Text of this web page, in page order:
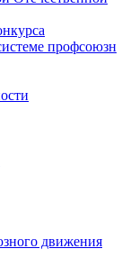
профсоюзн
движения